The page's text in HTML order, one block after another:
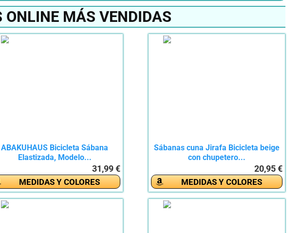
MÁS VENDIDAS
ABAKUHAUS Bicicleta Sábana
Elastizada, Modelo...
31,99 €
MEDIDAS Y COLORES
Sábanas cuna Jirafa Bicicleta beige
con chupetero...
20,95 €
MEDIDAS Y COLORES